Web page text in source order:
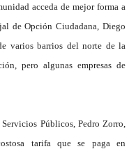
acceda de mejor forma a
de Opción Ciudadana, Diego
varios barrios del norte de la
pero algunas empresas de
Públicos, Pedro Zorro,
tarifa que se paga en